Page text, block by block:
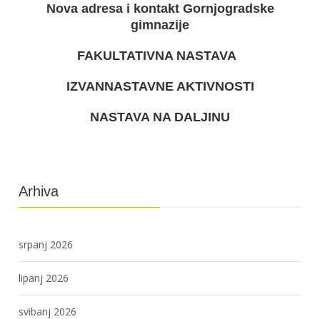
Nova adresa i kontakt Gornjogradske
gimnazije
FAKULTATIVNA NASTAVA
IZVANNASTAVNE AKTIVNOSTI
NASTAVA NA DALJINU
Arhiva
srpanj 2026
lipanj 2026
svibanj 2026